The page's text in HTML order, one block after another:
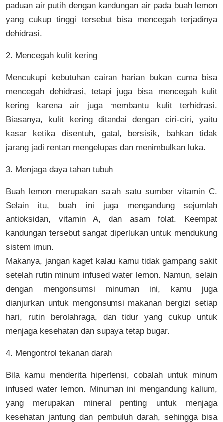
paduan air putih dengan kandungan air pada buah lemon
yang cukup tinggi tersebut bisa mencegah terjadinya
dehidrasi.
2. Mencegah kulit kering
Mencukupi kebutuhan cairan harian bukan cuma bisa
mencegah dehidrasi, tetapi juga bisa mencegah kulit
kering karena air juga membantu kulit terhidrasi.
Biasanya, kulit kering ditandai dengan ciri-ciri, yaitu
kasar ketika disentuh, gatal, bersisik, bahkan tidak
jarang jadi rentan mengelupas dan menimbulkan luka.
3. Menjaga daya tahan tubuh
Buah lemon merupakan salah satu sumber vitamin C.
Selain itu, buah ini juga mengandung sejumlah
antioksidan, vitamin A, dan asam folat. Keempat
kandungan tersebut sangat diperlukan untuk mendukung
sistem imun.
Makanya, jangan kaget kalau kamu tidak gampang sakit
setelah rutin minum infused water lemon. Namun, selain
dengan mengonsumsi minuman ini, kamu juga
dianjurkan untuk mengonsumsi makanan bergizi setiap
hari, rutin berolahraga, dan tidur yang cukup untuk
menjaga kesehatan dan supaya tetap bugar.
4. Mengontrol tekanan darah
Bila kamu menderita hipertensi, cobalah untuk minum
infused water lemon. Minuman ini mengandung kalium,
yang merupakan mineral penting untuk menjaga
kesehatan jantung dan pembuluh darah, sehingga bisa